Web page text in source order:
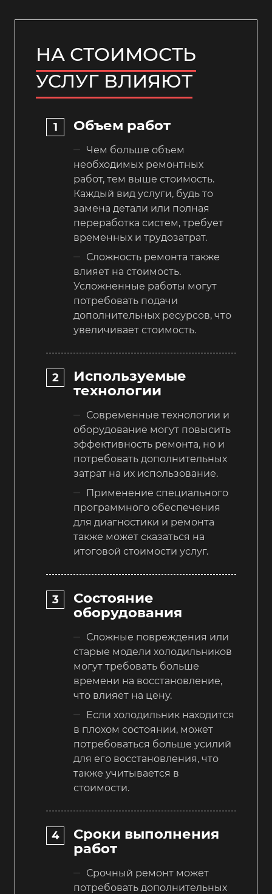
НА СТОИМОСТЬ
УСЛУГ ВЛИЯЮТ
Объем работ
Чем больше объем
необходимых ремонтных
работ, тем выше стоимость.
Каждый вид услуги, будь то
замена детали или полная
переработка систем, требует
временных и трудозатрат.
Сложность ремонта также
влияет на стоимость.
Усложненные работы могут
потребовать подачи
дополнительных ресурсов, что
увеличивает стоимость.
Используемые
технологии
Современные технологии и
оборудование могут повысить
эффективность ремонта, но и
потребовать дополнительных
затрат на их использование.
Применение специального
программного обеспечения
для диагностики и ремонта
также может сказаться на
итоговой стоимости услуг.
Состояние
оборудования
Сложные повреждения или
старые модели холодильников
могут требовать больше
времени на восстановление,
что влияет на цену.
Если холодильник находится
в плохом состоянии, может
потребоваться больше усилий
для его восстановления, что
также учитывается в
стоимости.
Сроки выполнения
работ
Срочный ремонт может
потребовать дополнительных